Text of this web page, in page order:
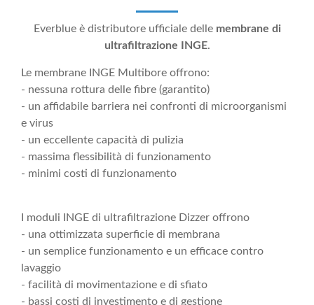
Everblue è distributore ufficiale delle membrane di
ultrafiltrazione INGE.
Le membrane INGE Multibore offrono:
- nessuna rottura delle fibre (garantito)
- un affidabile barriera nei confronti di microorganismi
e virus
- un eccellente capacità di pulizia
- massima flessibilità di funzionamento
- minimi costi di funzionamento
I moduli INGE di ultrafiltrazione Dizzer offrono
- una ottimizzata superficie di membrana
- un semplice funzionamento e un efficace contro
lavaggio
- facilità di movimentazione e di sfiato
- bassi costi di investimento e di gestione